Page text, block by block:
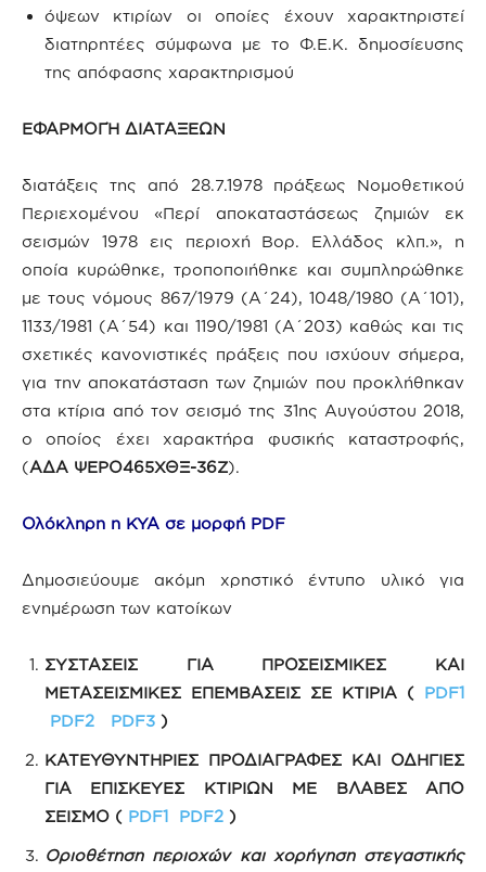
όψεων κτιρίων οι οποίες έχουν χαρακτηριστεί
διατηρητέες σύμφωνα με το Φ.Ε.Κ. δημοσίευσης
της απόφασης χαρακτηρισμού
ΕΦΑΡΜΟΓΉ ΔΙΑΤΑΞΕΩΝ
διατάξεις της από 28.7.1978 πράξεως Νομοθετικού
Περιεχομένου «Περί αποκαταστάσεως ζημιών εκ
σεισμών 1978 εις περιοχή Βορ. Ελλάδος κλπ.», η
οποία κυρώθηκε, τροποποιήθηκε και συμπληρώθηκε
με τους νόμους 867/1979 (Α΄24), 1048/1980 (Α΄101),
1133/1981 (Α΄54) και 1190/1981 (Α΄203) καθώς και τις
σχετικές κανονιστικές πράξεις που ισχύουν σήμερα,
για την αποκατάσταση των ζημιών που προκλήθηκαν
στα κτίρια από τον σεισμό της 31ης Αυγούστου 2018,
ο οποίος έχει χαρακτήρα φυσικής καταστροφής,
(ΑΔΑ ΨΕΡΟ465ΧΘΞ-36Ζ).
Ολόκληρη η ΚΥΑ σε μορφή PDF
Δημοσιεύουμε ακόμη χρηστικό έντυπο υλικό για
ενημέρωση των κατοίκων
ΣΥΣΤΑΣΕΙΣ ΓΙΑ ΠΡΟΣΕΙΣΜΙΚΕΣ ΚΑΙ
ΜΕΤΑΣΕΙΣΜΙΚΕΣ ΕΠΕΜΒΑΣΕΙΣ ΣΕ ΚΤΙΡΙΑ ( PDF1
PDF2
PDF3 )
ΚΑΤΕΥΘΥΝΤΗΡΙΕΣ ΠΡΟΔΙΑΓΡΑΦΕΣ ΚΑΙ ΟΔΗΓΙΕΣ
ΓΙΑ ΕΠΙΣΚΕΥΕΣ ΚΤΙΡΙΩΝ ΜΕ ΒΛΑΒΕΣ ΑΠΟ
ΣΕΙΣΜΟ ( PDF1 PDF2 )
Οριοθέτηση περιοχών και χορήγηση στεγαστικής